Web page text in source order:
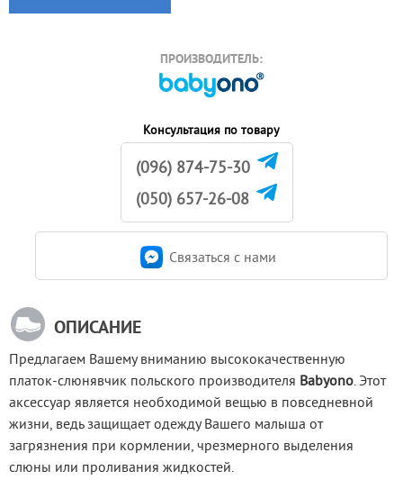
ПРОИЗВОДИТЕЛЬ:
Консультация по товару
(096) 874-75-30
(050) 657-26-08
Связаться c нами
ОПИСАНИЕ
Предлагаем Вашему вниманию высококачественную
платок-слюнявчик польского производителя Babyono. Этот
аксессуар является необходимой вещью в повседневной
жизни, ведь защищает одежду Вашего малыша от
загрязнения при кормлении, чрезмерного выделения
слюны или проливания жидкостей.